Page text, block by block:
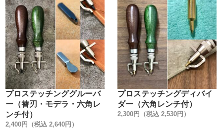
刃を研ぐ方法は、インスタグラム動画・webサイトの使用
方法とメンテナンスのバナーからご覧下さい。
刃がうまく研げない時は、刃研ぎ直しのメンテナンス業務
をご利用下さい。（４つのこだわりに記載）
プロステッチンググルーバ
ー（替刃・モデラ・六角レ
ンチ付）
2,400円（税込 2,640円）
プロステッチングディバイ
ダー（六角レンチ付）
2,300円（税込 2,530円）